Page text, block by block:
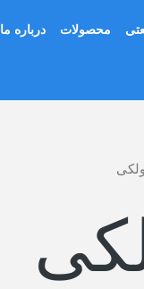
محصولات درباره ما